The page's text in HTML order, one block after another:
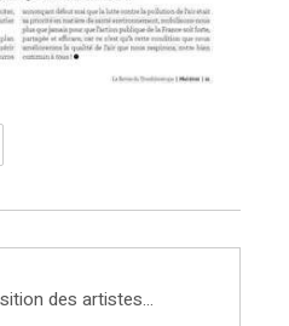
#Givors - Exposition des artistes de l'Amicale laïque de Bans